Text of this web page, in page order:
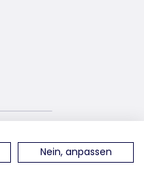
Nein, anpassen